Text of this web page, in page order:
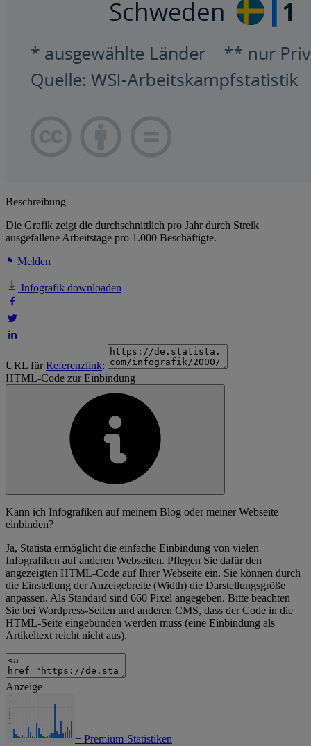
Beschreibung
Die Grafik zeigt die durchschnittlich pro Jahr durch Streik
ausgefallene Arbeitstage pro 1.000 Beschäftigte.
Melden
Infografik downloaden
URL fürReferenzlink:
HTML-Code zur Einbindung
Kann ich Infografiken auf meinem Blog oder meiner Webseite
einbinden?
Ja, Statista ermöglicht die einfache Einbindung von vielen
Infografiken auf anderen Webseiten. Pflegen Sie dafür den
angezeigten HTML-Code auf Ihrer Webseite ein. Sie können durch
die Einstellung der Anzeigebreite (Width) die Darstellungsgröße
anpassen. Als Standard sind 660 Pixel angegeben. Bitte beachten
Sie bei Wordpress-Seiten und anderen CMS, dass der Code in die
HTML-Seite eingebunden werden muss (eine Einbindung als
Artikeltext reicht nicht aus).
Anzeige
+ Premium-Statistiken